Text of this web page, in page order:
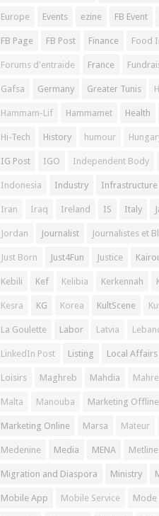
Europe Events ezine FB Event
FB Page FB Post Finance Food
Forums d'entraide France
Gafsa Germany Greater Tunis
Hammam-Lif Hammamet Health
Hi-Tech History humour
IG Post IGO Independent Body
Indonesia Industry Infrastructure
Iran Iraq Ireland IS Italy
Jordan Journalist Journalistes et
Just Born Just4Fun Justice
Kebili Kef Kelibia Kerkennah
Kesra KG Korea KultScene
La Goulette Labor Latvia
LinkedIn Post Listing Local Affairs
Loisirs Maghreb Mahdia
Malta Manouba Marketing Offline
Marketing Online Marsa Mateur
Medenine Media MENA Metline
Migration and Diaspora Ministry
Mobile App Mobile Service Mode